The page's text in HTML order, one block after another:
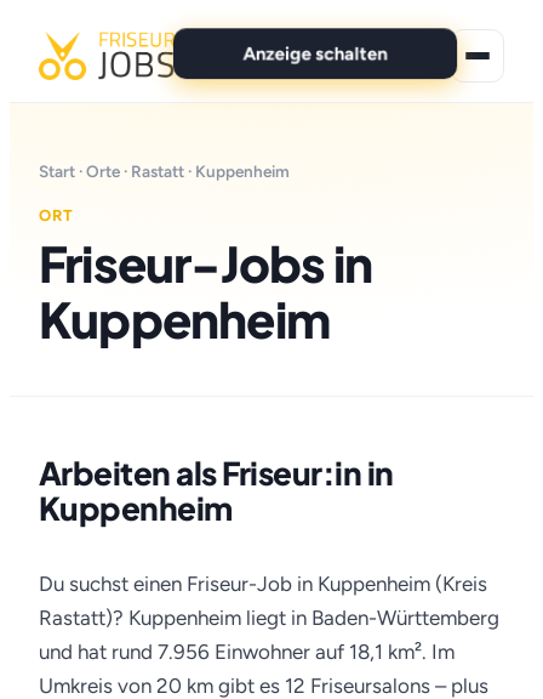
Anzeige schalten
Für Bewerber
Marken
Start ·Orte · Rastatt · Kuppenheim
ORT
Friseur-Jobs in
Kuppenheim
Arbeiten als Friseur:in in
Kuppenheim
Du suchst einen Friseur-Job in Kuppenheim (Kreis
Rastatt)? Kuppenheim liegt in Baden-Württemberg
und hat rund 7.956 Einwohner auf 18,1 km². Im
Umkreis von 20 km gibt es 12 Friseursalons – plus